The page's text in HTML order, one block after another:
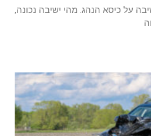
על כיסא הנהג. מהי ישיבה נכונה,